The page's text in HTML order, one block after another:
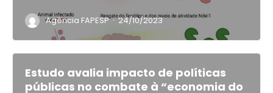
Agência FAPESP · 24/10/2023
Estudo avalia impacto de políticas
públicas no combate à “economia do